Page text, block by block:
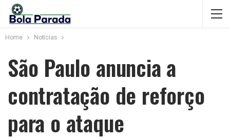
Home Notícias
São Paulo anuncia a
contratação de reforço
para o ataque